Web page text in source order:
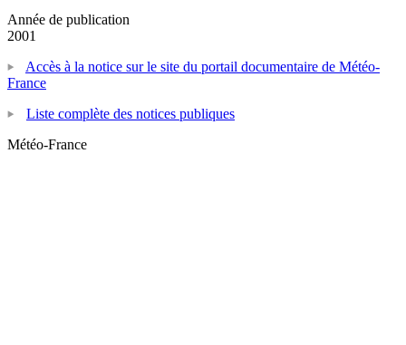
Année de publication
2001
Accès à la notice sur le site du portail documentaire de Météo-
France
Liste complète des notices publiques
Météo-France